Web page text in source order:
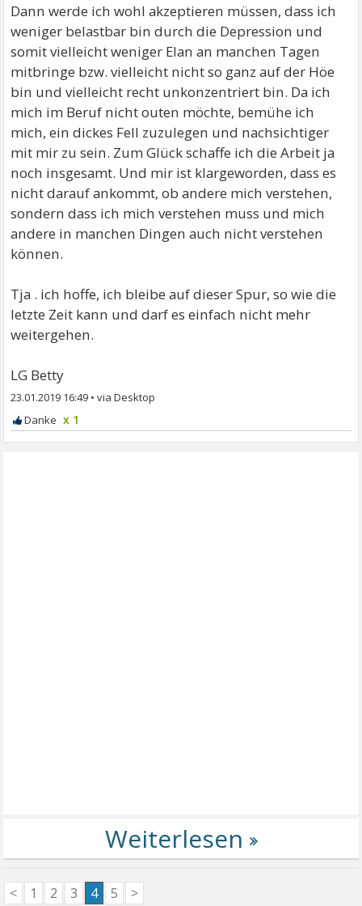
Dann werde ich wohl akzeptieren müssen, dass ich
weniger belastbar bin durch die Depression und
somit vielleicht weniger Elan an manchen Tagen
mitbringe bzw. vielleicht nicht so ganz auf der Höe
bin und vielleicht recht unkonzentriert bin. Da ich
mich im Beruf nicht outen möchte, bemühe ich
mich, ein dickes Fell zuzulegen und nachsichtiger
mit mir zu sein. Zum Glück schaffe ich die Arbeit ja
noch insgesamt. Und mir ist klargeworden, dass es
nicht darauf ankommt, ob andere mich verstehen,
sondern dass ich mich verstehen muss und mich
andere in manchen Dingen auch nicht verstehen
können.
Tja . ich hoffe, ich bleibe auf dieser Spur, so wie die
letzte Zeit kann und darf es einfach nicht mehr
weitergehen.
LG Betty
23.01.2019 16:49 •
x 1
< 1 2 3 4 5 >